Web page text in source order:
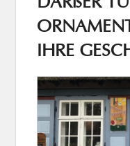
IHRE